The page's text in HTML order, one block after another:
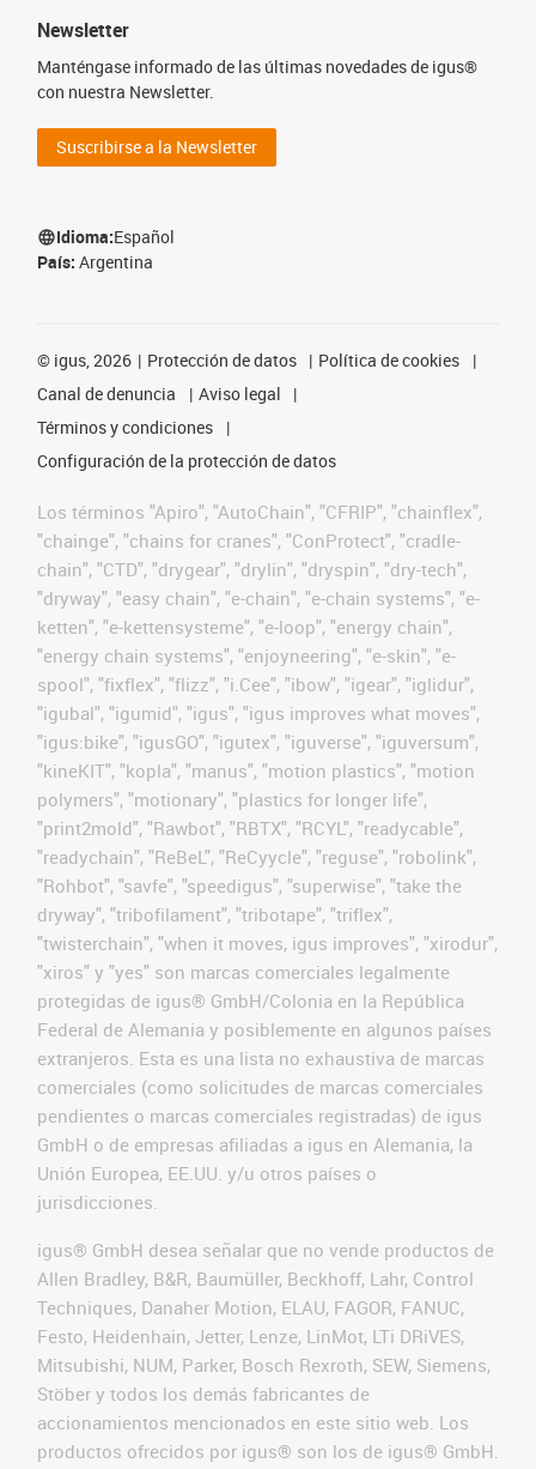
Newsletter
Manténgase informado de las últimas novedades de igus®
con nuestra Newsletter.
Suscribirse a la Newsletter
Idioma:Español
País: Argentina
© igus, 2026 Protección de datos
Política de cookies
Canal de denuncia
Aviso legal
Términos y condiciones
Configuración de la protección de datos
Los términos "Apiro", "AutoChain", "CFRIP", "chainflex",
"chainge", "chains for cranes", "ConProtect", "cradle-
chain", "CTD", "drygear", "drylin", "dryspin", "dry-tech",
"dryway", "easy chain", "e-chain", "e-chain systems", "e-
ketten", "e-kettensysteme", "e-loop", "energy chain",
"energy chain systems", "enjoyneering", "e-skin", "e-
spool", "fixflex", "flizz", "i.Cee", "ibow", "igear", "iglidur",
"igubal", "igumid", "igus", "igus improves what moves",
"igus:bike", "igusGO", "igutex", "iguverse", "iguversum",
"kineKIT", "kopla", "manus", "motion plastics", "motion
polymers", "motionary", "plastics for longer life",
"print2mold", "Rawbot", "RBTX", "RCYL", "readycable",
"readychain", "ReBeL", "ReCyycle", "reguse", "robolink",
"Rohbot", "savfe", "speedigus", "superwise", "take the
dryway", "tribofilament", "tribotape", "triflex",
"twisterchain", "when it moves, igus improves", "xirodur",
"xiros" y "yes" son marcas comerciales legalmente
protegidas de igus® GmbH/Colonia en la República
Federal de Alemania y posiblemente en algunos países
extranjeros. Esta es una lista no exhaustiva de marcas
comerciales (como solicitudes de marcas comerciales
pendientes o marcas comerciales registradas) de igus
GmbH o de empresas afiliadas a igus en Alemania, la
Unión Europea, EE.UU. y/u otros países o
jurisdicciones.
igus® GmbH desea señalar que no vende productos de
Allen Bradley, B&R, Baumüller, Beckhoff, Lahr, Control
Techniques, Danaher Motion, ELAU, FAGOR, FANUC,
Festo, Heidenhain, Jetter, Lenze, LinMot, LTi DRiVES,
Mitsubishi, NUM, Parker, Bosch Rexroth, SEW, Siemens,
Stöber y todos los demás fabricantes de
accionamientos mencionados en este sitio web. Los
productos ofrecidos por igus® son los de igus® GmbH.